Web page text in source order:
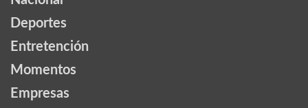
Deportes
Entretención
Momentos
Empresas